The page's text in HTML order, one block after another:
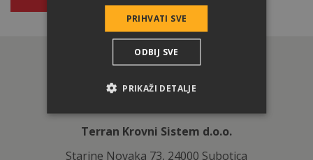
Terran Krovni Sistem d.o.o.
Starine Novaka 73, 24000 Subotica
PRIHVATI SVE
ODBIJ SVE
PRIKAŽI DETALJE